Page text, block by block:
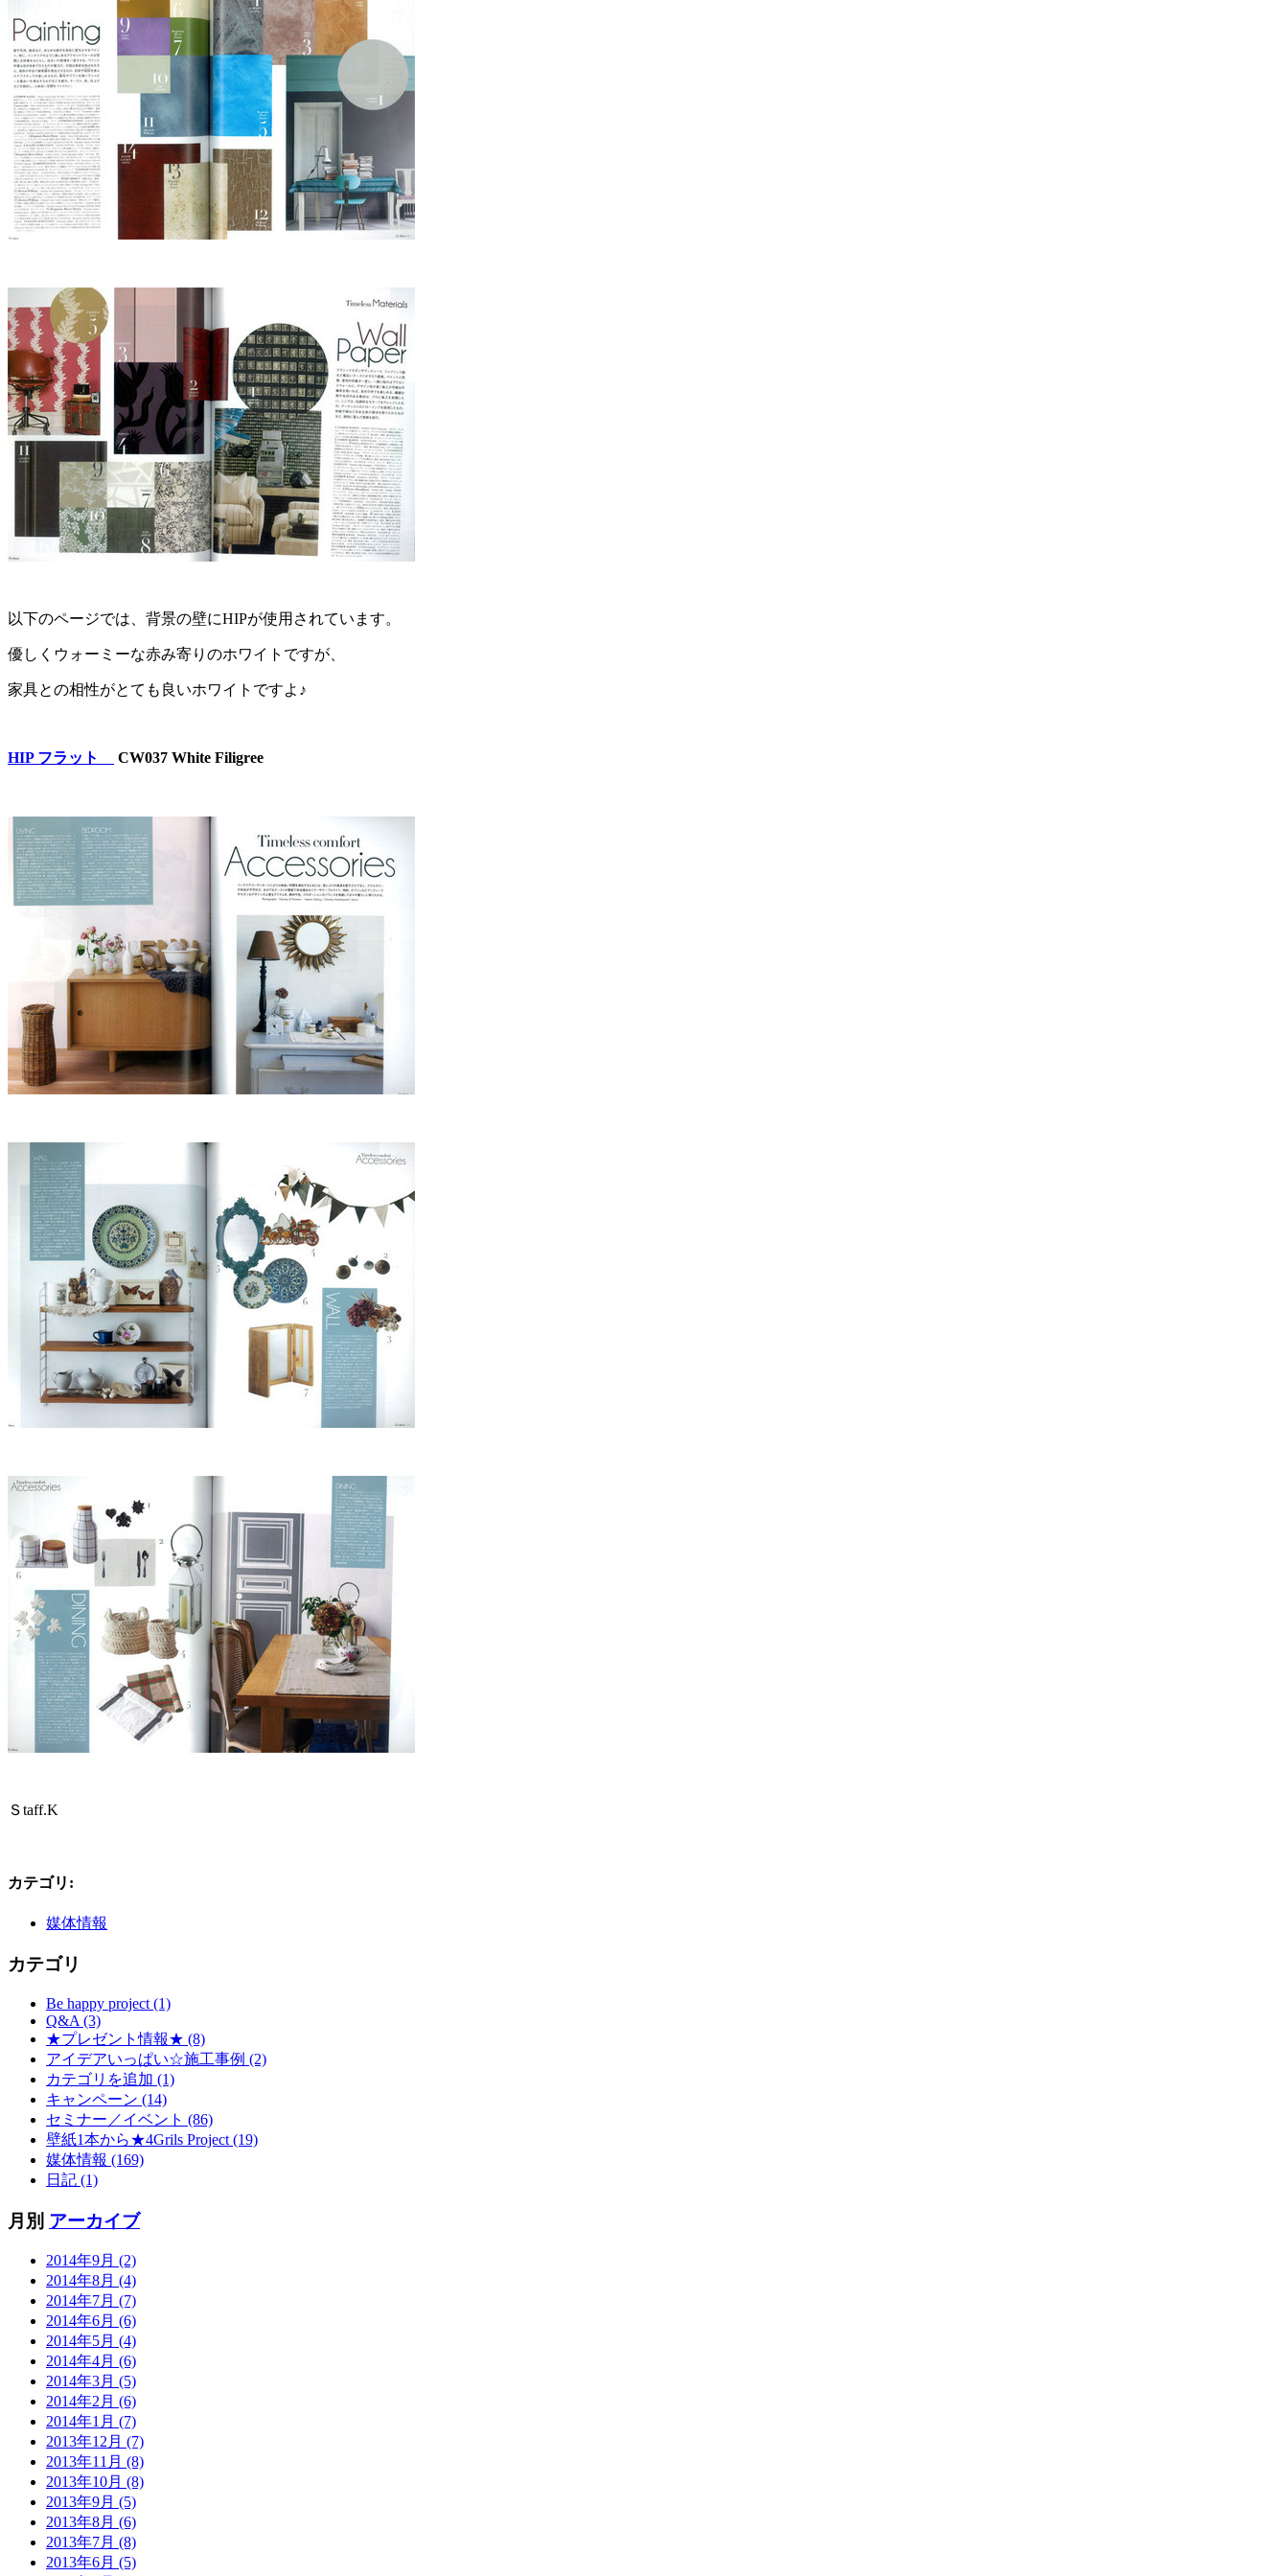
以下のページでは、背景の壁にHIPが使用されています。
優しくウォーミーな赤み寄りのホワイトですが、
家具との相性がとても良いホワイトですよ♪
HIP フラット CW037 White Filigree
Ｓtaff.K
カテゴリ :
媒体情報
カテゴリ
Be happy project (1)
Q&A (3)
★プレゼント情報★ (8)
アイデアいっぱい☆施工事例 (2)
カテゴリを追加 (1)
キャンペーン (14)
セミナー／イベント (86)
壁紙1本から★4Grils Project (19)
媒体情報 (169)
日記 (1)
月別 アーカイブ
2014年9月 (2)
2014年8月 (4)
2014年7月 (7)
2014年6月 (6)
2014年5月 (4)
2014年4月 (6)
2014年3月 (5)
2014年2月 (6)
2014年1月 (7)
2013年12月 (7)
2013年11月 (8)
2013年10月 (8)
2013年9月 (5)
2013年8月 (6)
2013年7月 (8)
2013年6月 (5)